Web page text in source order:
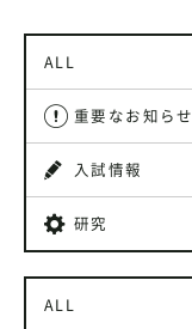
ALL
重要なお知らせ
入試情報
研究
ALL